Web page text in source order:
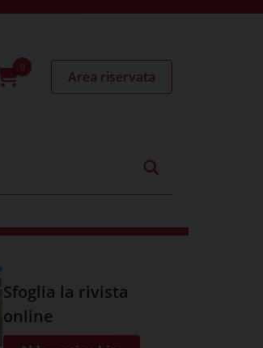
0
Area riservata
Sfoglia la rivista
online